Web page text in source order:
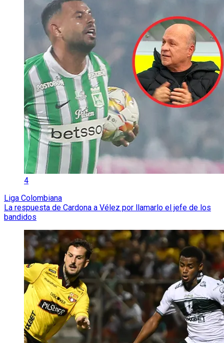
4
Liga Colombiana
La respuesta de Cardona a Vélez por llamarlo el jefe de los
bandidos